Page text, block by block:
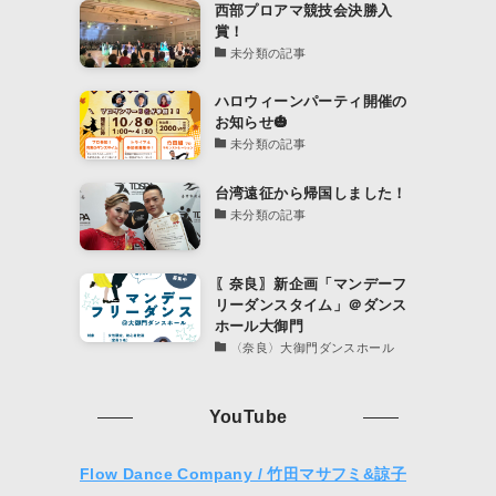
西部プロアマ競技会決勝入
賞！
未分類の記事
ハロウィーンパーティ開催の
お知らせ🎃
未分類の記事
台湾遠征から帰国しました！
未分類の記事
〖奈良〗新企画「マンデーフ
リーダンスタイム」＠ダンス
ホール大御門
〈奈良〉大御門ダンスホール
YouTube
Flow Dance Company / 竹田マサフミ&諒子